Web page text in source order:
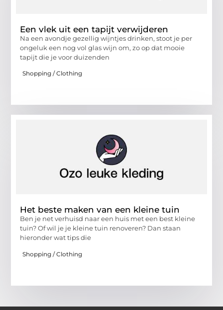
Een vlek uit een tapijt verwijderen
Na een avondje gezellig wijntjes drinken, stoot je per
ongeluk een nog vol glas wijn om, zo op dat mooie
tapijt die je voor duizenden
Shopping / Clothing
Het beste maken van een kleine tuin
Ben je net verhuisd naar een huis met een best kleine
tuin? Of wil je je kleine tuin renoveren? Dan staan
hieronder wat tips die
Shopping / Clothing